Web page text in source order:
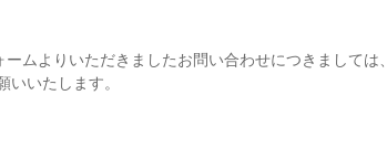
ムよりいただきましたお問い合わせにつきましては、
いたします。